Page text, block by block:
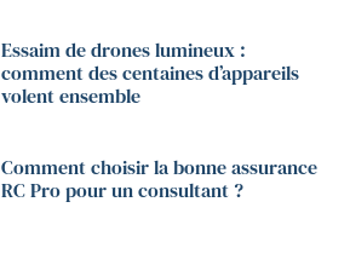
Essaim de drones lumineux :
comment des centaines d’appareils
volent ensemble
Comment choisir la bonne assurance
RC Pro pour un consultant ?